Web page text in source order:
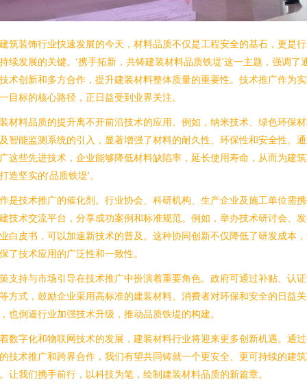
筑装饰行业快速发展的今天，材料品质不仅是工程安全的基石，更是
续发展的关键。‘携手拓新，共铸建装材料品质铁堤’这一主题，强调了
术创新和多方合作，提升建装材料整体质量的重要性。技术推广作为
目标的核心路径，正日益受到业界关注。
材料品质的提升离不开前沿技术的应用。例如，纳米技术、绿色环保
智能监测系统的引入，显著增强了材料的耐久性、环保性和安全性。
这些先进技术，企业能够降低材料缺陷率，延长使用寿命，从而为建
造坚实的‘品质铁堤’。
是技术推广的催化剂。行业协会、科研机构、生产企业及施工单位需
技术交流平台，分享成功案例和标准规范。例如，举办技术研讨会、
白皮书，可以加速新技术的普及。这种协同创新不仅降低了研发成本
了技术应用的广泛性和一致性。
支持与市场引导在技术推广中扮演着重要角色。政府可通过补贴、认
方式，鼓励企业采用高标准的建装材料。消费者对环保和安全的日益关
也倒逼行业加强技术升级，推动品质铁堤的构建。
数字化和物联网技术的发展，建装材料行业将迎来更多创新机遇。通
技术推广和跨界合作，我们有望共同铸就一个更安全、更可持续的建
让我们携手前行，以科技为笔，绘制建装材料品质的新篇章。